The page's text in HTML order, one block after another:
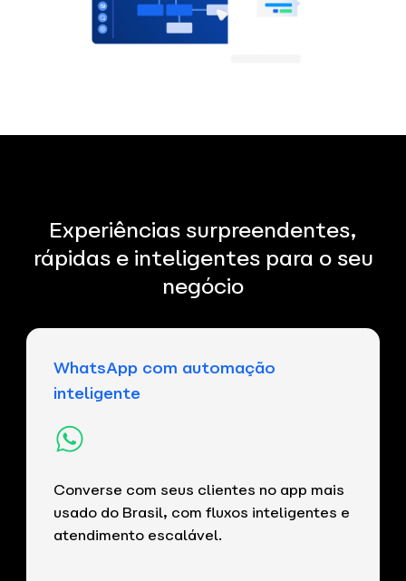
Experiências surpreendentes,
rápidas e inteligentes para o seu
negócio
WhatsApp com automação
inteligente
Converse com seus clientes no app mais
usado do Brasil, com fluxos inteligentes e
atendimento escalável.